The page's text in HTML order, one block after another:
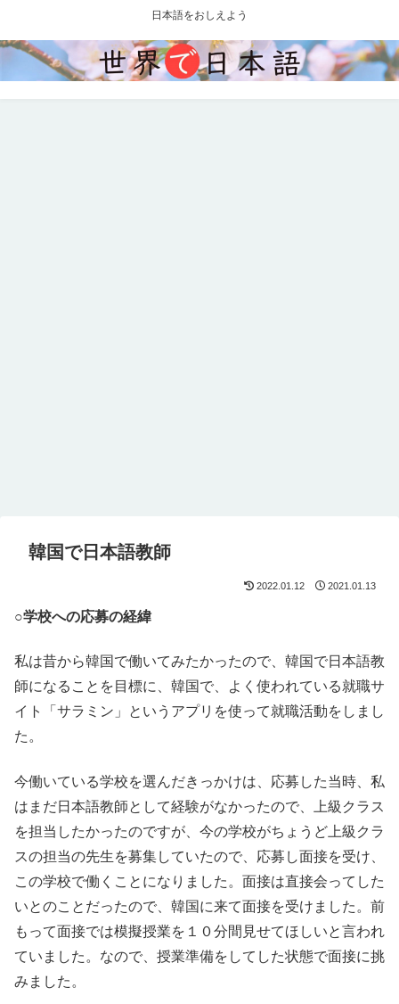
日本語をおしえよう
韓国で日本語教師
2022.01.12 2021.01.13
○学校への応募の経緯
私は昔から韓国で働いてみたかったので、韓国で日本語教
師になることを目標に、韓国で、よく使われている就職サ
イト「サラミン」というアプリを使って就職活動をしまし
た。
今働いている学校を選んだきっかけは、応募した当時、私
はまだ日本語教師として経験がなかったので、上級クラス
を担当したかったのですが、今の学校がちょうど上級クラ
スの担当の先生を募集していたので、応募し面接を受け、
この学校で働くことになりました。面接は直接会ってした
いとのことだったので、韓国に来て面接を受けました。前
もって面接では模擬授業を１０分間見せてほしいと言われ
ていました。なので、授業準備をしてした状態で面接に挑
みました。